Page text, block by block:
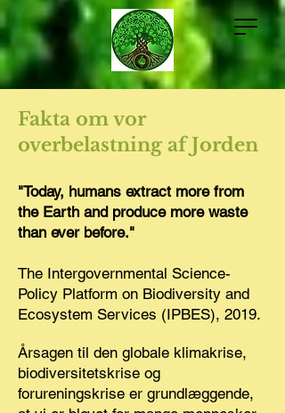
Fakta om vor
overbelastning af Jorden
"Today, humans extract more from
the Earth and produce more waste
than ever before."
The Intergovernmental Science-
Policy Platform on Biodiversity and
Ecosystem Services (IPBES), 2019.
Årsagen til den globale klimakrise,
biodiversitetskrise og
forureningskrise er grundlæggende,